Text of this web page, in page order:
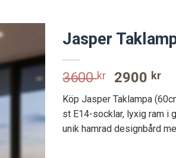
Jasper
3600kr
Original
price
was:
3600 kr.
2900 kr
is:
Köp Jasper Taklampa
st E14-socklar, lyxig ram i
unik hamrad designbård